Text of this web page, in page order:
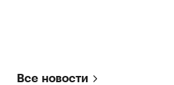
Все новости